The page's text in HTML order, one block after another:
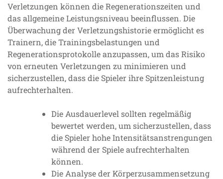
Verletzungen können die Regenerationszeiten und
das allgemeine Leistungsniveau beeinflussen. Die
Überwachung der Verletzungshistorie ermöglicht es
Trainern, die Trainingsbelastungen und
Regenerationsprotokolle anzupassen, um das Risiko
von erneuten Verletzungen zu minimieren und
sicherzustellen, dass die Spieler ihre Spitzenleistung
aufrechterhalten.
Die Ausdauerlevel sollten regelmäßig
bewertet werden, um sicherzustellen, dass
die Spieler hohe Intensitätsanstrengungen
während der Spiele aufrechterhalten
können.
Die Analyse der Körperzusammensetzung